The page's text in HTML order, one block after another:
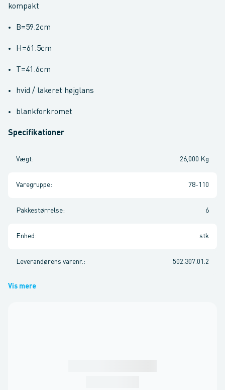
kompakt
B=59.2cm
H=61.5cm
T=41.6cm
hvid / lakeret højglans
blankforkromet
Specifikationer
Vægt: 26,000 Kg
Varegruppe: 78-110
Pakkestørrelse: 6
Enhed : stk
Leverandørens varenr. : 502.307.01.2
Vis mere